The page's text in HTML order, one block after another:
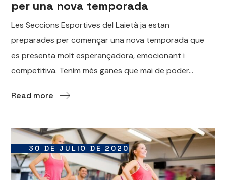
per una nova temporada
Les Seccions Esportives del Laietà ja estan
preparades per començar una nova temporada que
es presenta molt esperançadora, emocionant i
competitiva. Tenim més ganes que mai de poder...
Read more
30 DE JULIO DE 2020